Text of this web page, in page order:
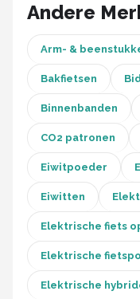
Volare
ABUS
AXA
New Looxs
BBB Cycling
Schwalbe
Voltano
Andere
Arm- &
Bakfietsen
Binnenbanden
CO2 patronen
Eiwitpoeder
Eiwitten
Elektrische fiets
Elektrische
Elektrische